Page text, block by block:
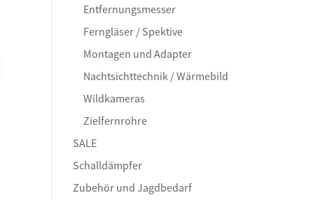
Entfernungsmesser
Ferngläser / Spektive
Montagen und Adapter
Nachtsichttechnik / Wärmebild
Wildkameras
Zielfernrohre
SALE
Schalldämpfer
Zubehör und Jagdbedarf